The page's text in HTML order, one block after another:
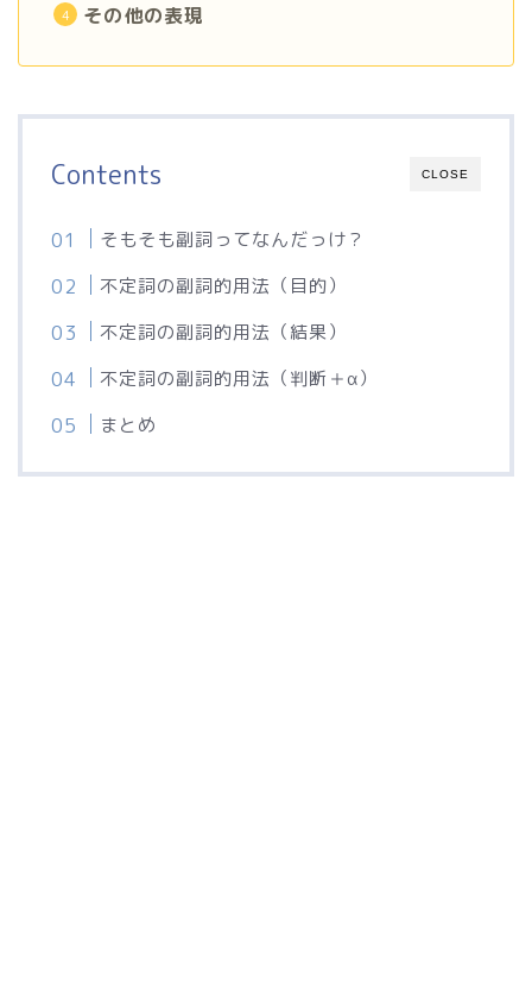
その他の表現
CLOSE
Contents
そもそも副詞ってなんだっけ？
不定詞の副詞的用法（目的）
不定詞の副詞的用法（結果）
不定詞の副詞的用法（判断＋α）
まとめ